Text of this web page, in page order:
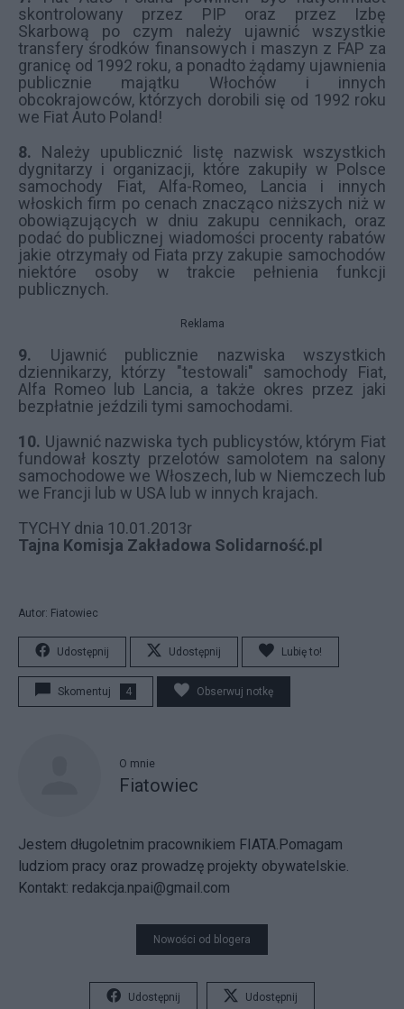
skontrolowany przez PIP oraz przez Izbę
Skarbową po czym należy ujawnić wszystkie
transfery środków finansowych i maszyn z FAP za
granicę od 1992 roku, a ponadto żądamy ujawnienia
publicznie majątku Włochów i innych
obcokrajowców, którzych dorobili się od 1992 roku
we Fiat Auto Poland!
8.
Należy upublicznić listę nazwisk wszystkich
dygnitarzy i organizacji, które zakupiły w Polsce
samochody Fiat, Alfa-Romeo, Lancia i innych
włoskich firm po cenach znacząco niższych niż w
obowiązujących w dniu zakupu cennikach, oraz
podać do publicznej wiadomości procenty rabatów
jakie otrzymały od Fiata przy zakupie samochodów
niektóre osoby w trakcie pełnienia funkcji
publicznych.
Reklama
9.
Ujawnić publicznie nazwiska wszystkich
dziennikarzy, którzy "testowali" samochody Fiat,
Alfa Romeo lub Lancia, a także okres przez jaki
bezpłatnie jeździli tymi samochodami.
10. Ujawnić nazwiska tych publicystów, którym Fiat
fundował koszty przelotów samolotem na salony
samochodowe we Włoszech, lub w Niemczech lub
we Francji lub w USA lub w innych krajach.
TYCHY dnia 10.01.2013r
Tajna Komisja Zakładowa Solidarność.pl
Autor: Fiatowiec
Udostępnij Udostępnij Lubię to!
Skomentuj 4 Obserwuj notkę
O mnie
Fiatowiec
Jestem długoletnim pracownikiem FIATA.Pomagam
ludziom pracy oraz prowadzę projekty obywatelskie.
Kontakt: redakcja.npai@gmail.com
Nowości od blogera
Udostępnij Udostępnij